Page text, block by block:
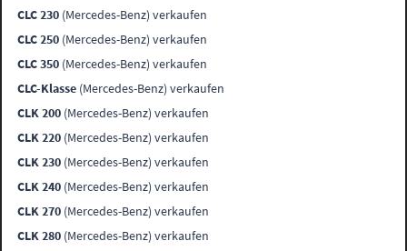
CLC 230 (Mercedes-Benz) verkaufen
CLC 250 (Mercedes-Benz) verkaufen
CLC 350 (Mercedes-Benz) verkaufen
CLC-Klasse (Mercedes-Benz) verkaufen
CLK 200 (Mercedes-Benz) verkaufen
CLK 220 (Mercedes-Benz) verkaufen
CLK 230 (Mercedes-Benz) verkaufen
CLK 240 (Mercedes-Benz) verkaufen
CLK 270 (Mercedes-Benz) verkaufen
CLK 280 (Mercedes-Benz) verkaufen